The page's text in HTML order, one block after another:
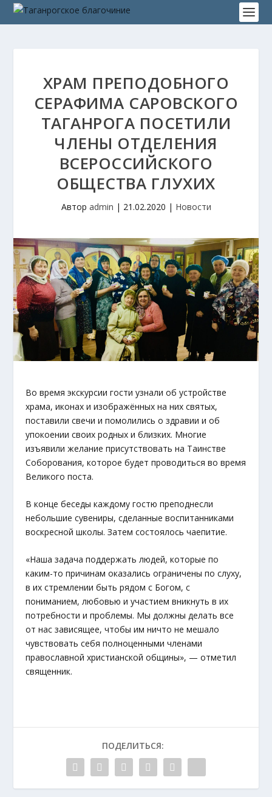
ХРАМ ПРЕПОДОБНОГО
СЕРАФИМА САРОВСКОГО
ТАГАНРОГА ПОСЕТИЛИ
ЧЛЕНЫ ОТДЕЛЕНИЯ
ВСЕРОССИЙСКОГО
ОБЩЕСТВА ГЛУХИХ
Автор admin | 21.02.2020 | Новости
Во время экскурсии гости узнали об устройстве
храма, иконах и изображённых на них святых,
поставили свечи и помолились о здравии и об
упокоении своих родных и близких. Многие
изъявили желание присутствовать на Таинстве
Соборования, которое будет проводиться во время
Великого поста.
В конце беседы каждому гостю преподнесли
небольшие сувениры, сделанные воспитанниками
воскресной школы. Затем состоялось чаепитие.
«Наша задача поддержать людей, которые по
каким-то причинам оказались ограничены по слуху,
в их стремлении быть рядом с Богом, с
пониманием, любовью и участием вникнуть в их
потребности и проблемы. Мы должны делать все
от нас зависящее, чтобы им ничто не мешало
чувствовать себя полноценными членами
православной христианской общины», — отметил
священник.
ПОДЕЛИТЬСЯ: